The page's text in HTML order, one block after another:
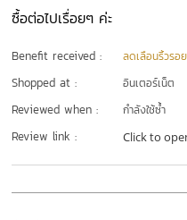
ซื้อต่อไปเรื่อยๆ ค่ะ
Benefit received : ลดเลือนริ้วรอย
Shopped at : อินเตอร์เน็ต
Reviewed when : กำลังใช้ซ้ำ
Review link : Click to